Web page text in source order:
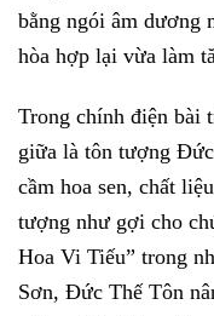
bằng ngói âm dương
hòa hợp lại vừa làm
Trong chính điện bài
giữa là tôn tượng
cầm hoa sen, chất
tượng như gợi cho
Hoa Vi Tiếu” trong
Sơn, Đức Thế Tôn